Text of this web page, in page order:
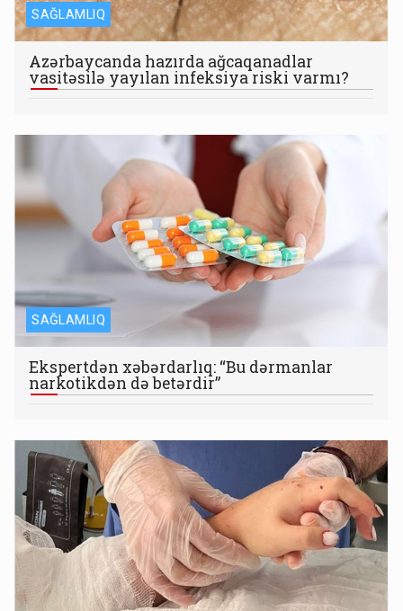
SAĞLAMLIQ
Azərbaycanda hazırda ağcaqanadlar
vasitəsilə yayılan infeksiya riski varmı?
SAĞLAMLIQ
Ekspertdən xəbərdarlıq: “Bu dərmanlar
narkotikdən də betərdir”